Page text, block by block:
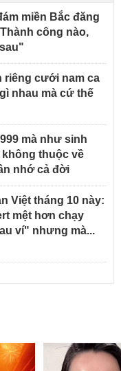
miền Bắc đăng
công nào,
riêng cưới nam ca
nhau mà cứ thế
mà như sinh
không thuộc về
nhớ cả đời
Việt tháng 10 này:
mệt hơn chạy
ví" nhưng mà...